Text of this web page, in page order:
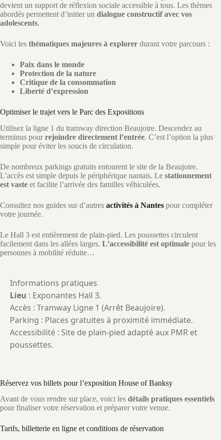
devient un support de réflexion sociale accessible à tous. Les thèmes
abordés permettent d’initier un dialogue constructif avec vos
adolescents.
Voici les thématiques majeures à explorer durant votre parcours :
Paix dans le monde
Protection de la nature
Critique de la consommation
Liberté d’expression
Optimiser le trajet vers le Parc des Expositions
Utilisez la ligne 1 du tramway direction Beaujoire. Descendez au
terminus pourrejoindre directement l’entrée. C’est l’option la plus
simple pour éviter les soucis de circulation.
De nombreux parkings gratuits entourent le site de la Beaujoire.
L’accès est simple depuis le périphérique nantais. Le stationnement
est vaste et facilite l’arrivée des familles véhiculées.
Consultez nos guides sur d’autres activités à Nantes pour compléter
votre journée.
Le Hall 3 est entièrement de plain-pied. Les poussettes circulent
facilement dans les allées larges. L’accessibilité est optimale pour les
personnes à mobilité réduite…
Informations pratiques
Lieu : Exponantes Hall 3.
Accès : Tramway Ligne 1 (Arrêt Beaujoire).
Parking : Places gratuites à proximité immédiate.
Accessibilité : Site de plain-pied adapté aux PMR et
poussettes.
Réservez vos billets pour l’exposition House of Banksy
Avant de vous rendre sur place, voici les détails pratiques essentiels
pour finaliser votre réservation et préparer votre venue.
Tarifs, billetterie en ligne et conditions de réservation